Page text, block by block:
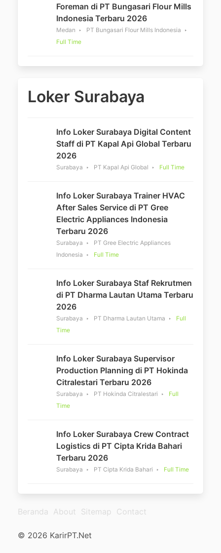
Foreman di PT Bungasari Flour Mills
Indonesia Terbaru 2026
Medan
PT Bungasari Flour Mills Indonesia
Full Time
Loker Surabaya
Info Loker Surabaya Digital Content
Staff di PT Kapal Api Global Terbaru
2026
Surabaya PT Kapal Api Global Full Time
Info Loker Surabaya Trainer HVAC
After Sales Service di PT Gree
Electric Appliances Indonesia
Terbaru 2026
Surabaya
PT Gree Electric Appliances
Indonesia
Full Time
Info Loker Surabaya Staf Rekrutmen
di PT Dharma Lautan Utama Terbaru
2026
Surabaya PT Dharma Lautan Utama
Full
Time
Info Loker Surabaya Supervisor
Production Planning di PT Hokinda
Citralestari Terbaru 2026
Surabaya PT Hokinda Citralestari
Full
Time
Info Loker Surabaya Crew Contract
Logistics di PT Cipta Krida Bahari
Terbaru 2026
Surabaya PT Cipta Krida Bahari Full Time
Beranda About Sitemap Contact
© 2026 KarirPT.Net